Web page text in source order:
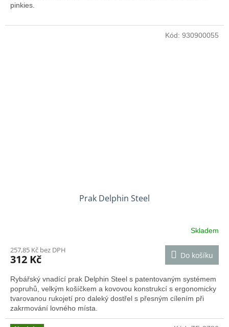
pinkies.
Prak Delphin Steel
Skladem
257,85 Kč bez DPH
312 Kč Do košíku
Rybářský vnadící prak Delphin Steel s patentovaným systémem
popruhů, velkým košíčkem a kovovou konstrukcí s ergonomicky
tvarovanou rukojetí pro daleký dostřel s přesným cílením při
zakrmování lovného místa.
Kód: 930900055